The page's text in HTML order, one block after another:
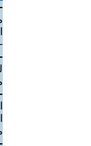
-
-
-
-